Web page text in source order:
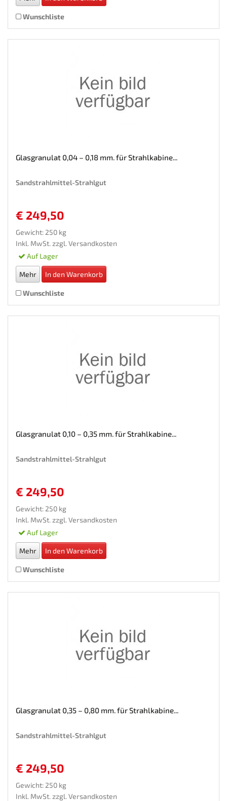
Mehr In den Warenkorb
Wunschliste
€ 249,50
Gewicht: 250 kg
Inkl. MwSt. zzgl.
Auf Lager
Mehr In den Warenkorb
Wunschliste
€ 249,50
Gewicht: 250 kg
Inkl. MwSt. zzgl.
Auf Lager
Mehr In den Warenkorb
Wunschliste
€ 249,50
Gewicht: 250 kg